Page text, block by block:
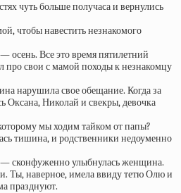
чуть больше получаса и вернулись
чтобы навестить незнакомого
осень. Все это время пятилетний
про свои с мамой походы к незнакомцу
нарушила свое обещание. Когда за
Оксана, Николай и свекры, девочка
мы ходим тайком от папы?
тишина, и родственники недоуменно
сконфуженно улыбнулась женщина.
Ты, наверное, имела ввиду тетю Олю и
празднуют.